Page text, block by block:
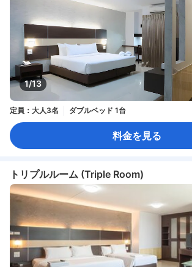
1/13
定員：大人3名 ダブルベッド 1台
料金を見る
トリプルルーム (Triple Room)